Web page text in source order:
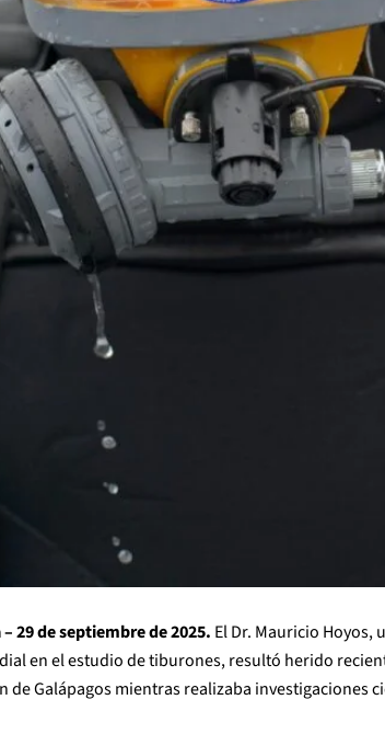
29 de septiembre de 2025. El Dr. Mauricio Hoyos,
en el estudio de tiburones, resultó herido
Galápagos mientras realizaba investigaciones